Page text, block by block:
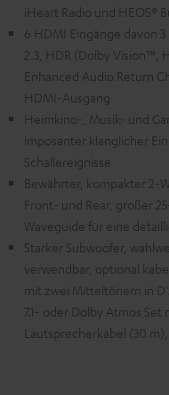
iHeart Radio und HEOS®
6 HDMI Eingänge davon
2.3, HDR (Dolby Vision™,
Enhanced Audio Return
HDMI-Ausgang
Heimkino-, Musik- und
imposanter klanglicher
Schallereignisse
Bewährter, kompakter 2-
Front- und Rear, großer
Waveguide für eine
Starker Subwoofer,
verwendbar, optional
mit zwei Mitteltönern in
7.1- oder Dolby Atmos Set
Lautsprecherkabel (30